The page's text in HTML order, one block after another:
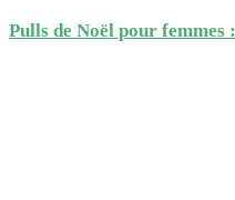
Pulls de Noël pour